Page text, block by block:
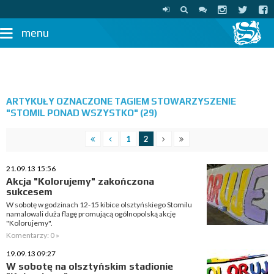
menu
ARTYKUŁY OZNACZONE TAGIEM STOWARZYSZENIE
"STOMIL PONAD WSZYSTKO" (29)
1 2
21.09.13 15:56
Akcja "Kolorujemy" zakończona
sukcesem
W sobotę w godzinach 12-15 kibice olsztyńskiego Stomilu
namalowali duża flagę promującą ogólnopolską akcję
"Kolorujemy".
Komentarzy: 0 »
19.09.13 09:27
W sobotę na olsztyńskim stadionie